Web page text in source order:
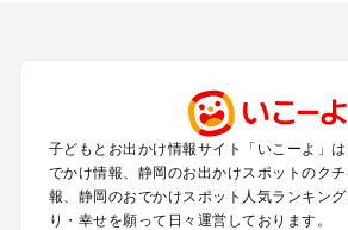
小田原・熱海・湯河原・真鶴のプールお出
中伊豆・西伊豆・南伊豆のプールお出かけ
静岡・清水のプールお出かけ
三島・沼津のプールお出かけ
掛川・磐田・袋井のプールお出かけ
子どもとお出かけ情報サイト「いこーよ」
でかけ情報、静岡のお出かけスポットのク
報、静岡のおでかけスポット人気ランキン
り・幸せを願って日々運営しております。